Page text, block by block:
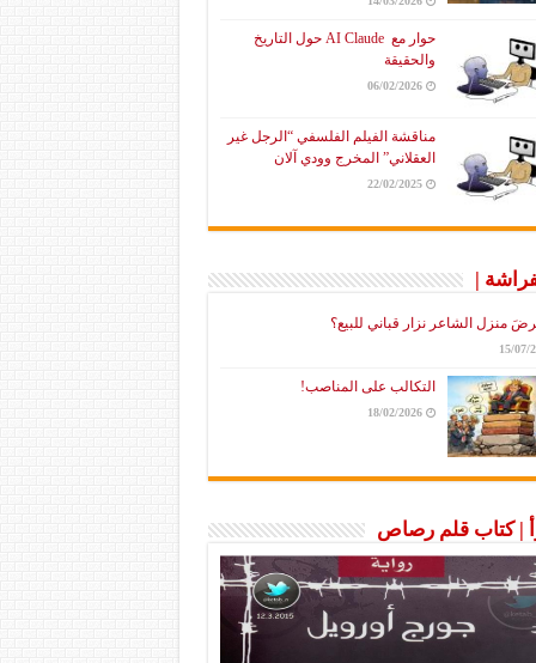
حوار مع AI Claude حول التاريخ
والحقيقة
06/02/2026
مناقشة الفيلم الفلسفي “الرجل غير
العقلاني” المخرج وودي آلان
22/02/2025
|
منزل الشاعر نزار قباني للبيع؟
15/07/
التكالب على المناصب!
18/02/2026
| كتاب قلم رصاص